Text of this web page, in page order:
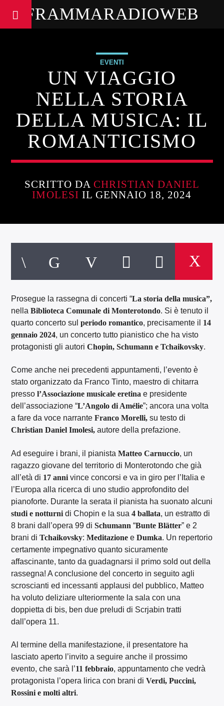
FRAMMARADIOWEB
EVENTI
UN VIAGGIO
NELLA STORIA
DELLA MUSICA: IL
ROMANTICISMO
SCRITTO DACHRISTIAN DANIEL
IMOLESI IL GENNAIO 18, 2024
Prosegue la rassegna di concerti “La storia della musica”,
nellaBiblioteca Comunale di Monterotondo. Si è tenuto il
quarto concerto sulperiodo romantico, precisamente il 14
gennaio 2024, un concerto tutto pianistico che ha visto
protagonisti gli autoriChopin, Schumann e Tchaikovsky.
Come anche nei precedenti appuntamenti, l’evento è
stato organizzato da Franco Tinto, maestro di chitarra
pressol’Associazione musicale eretina e presidente
dell’associazione “L’Angolo di Amélie”; ancora una volta
a fare da voce narranteFranco Morelli, su testo di
Christian Daniel Imolesi, autore della prefazione.
Ad eseguire i brani, il pianistaMatteo Carnuccio, un
ragazzo giovane del territorio di Monterotondo che già
all’età di 17 anni vince concorsi e va in giro per l’Italia e
l’Europa alla ricerca di uno studio approfondito del
pianoforte. Durante la serata il pianista ha suonato alcuni
studi e notturni di Chopin e la sua4 ballata, un estratto di
8 brani dall’opera 99 diSchumann “Bunte Blätter” e 2
brani diTchaikovsky:Meditazione eDumka. Un repertorio
certamente impegnativo quanto sicuramente
affascinante, tanto da guadagnarsi il primo sold out della
rassegna! A conclusione del concerto in seguito agli
scroscianti ed incessanti applausi del pubblico, Matteo
ha voluto deliziare ulteriormente la sala con una
doppietta di bis, ben due preludi di Scrjabin tratti
dall’opera 11.
Al termine della manifestazione, il presentatore ha
lasciato aperto l’invito a seguire anche il prossimo
evento, che sarà l’11 febbraio, appuntamento che vedrà
protagonista l’opera lirica con brani diVerdi, Puccini,
Rossini e molti altri.